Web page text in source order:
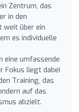
Zentrum, das
in den
über ein
es individuelle
eine umfassende
Fokus liegt dabei
Training, das
auf das
abzielt.